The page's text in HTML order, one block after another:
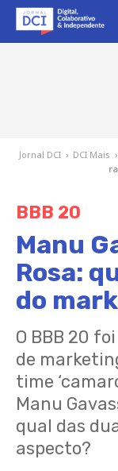
Jornal DCI › DCI Mais ›
BBB 20
Manu
Rosa:
do
O BBB 20
de
time
Manu
qual das
aspecto?